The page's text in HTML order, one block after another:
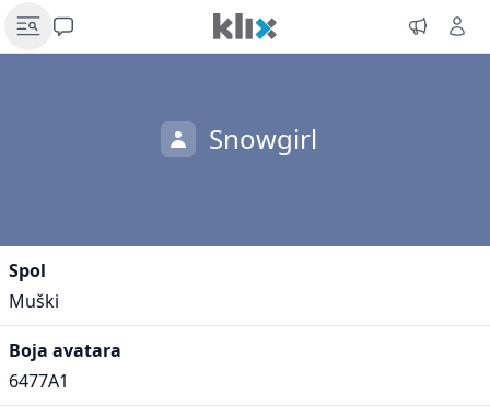
Snowgirl
Spol
Muški
Boja avatara
6477A1